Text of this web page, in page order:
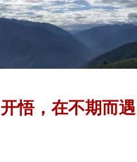
开悟，在不期而遇